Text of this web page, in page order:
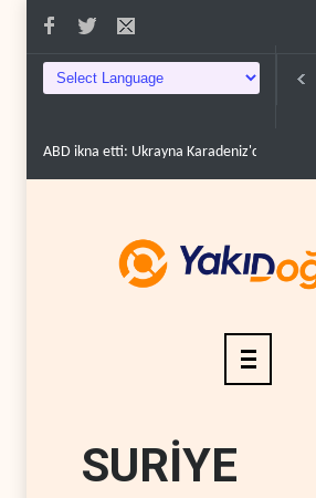
ABD ikna etti: Ukrayna Karadeniz'deki
SURİYE